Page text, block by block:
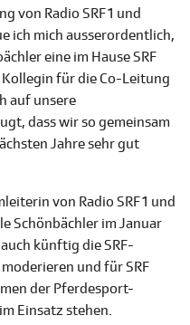
von Radio SRF 1 und
ich mich ausserordentlich,
eine im Hause SRF
für die Co-Leitung
auf unsere
dass wir so gemeinsam
Jahre sehr gut
von Radio SRF 1 und
Schönbächler im Januar
künftig die SRF-
und für SRF
der Pferdesport-
Einsatz stehen.